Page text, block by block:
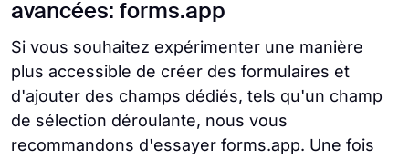
avancées: forms.app
Si vous souhaitez expérimenter une manière
plus accessible de créer des formulaires et
d'ajouter des champs dédiés, tels qu'un champ
de sélection déroulante, nous vous
recommandons d'essayer forms.app. Une fois